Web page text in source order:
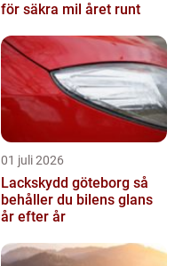
för säkra mil året runt
01 juli 2026
Lackskydd göteborg så
behåller du bilens glans
år efter år